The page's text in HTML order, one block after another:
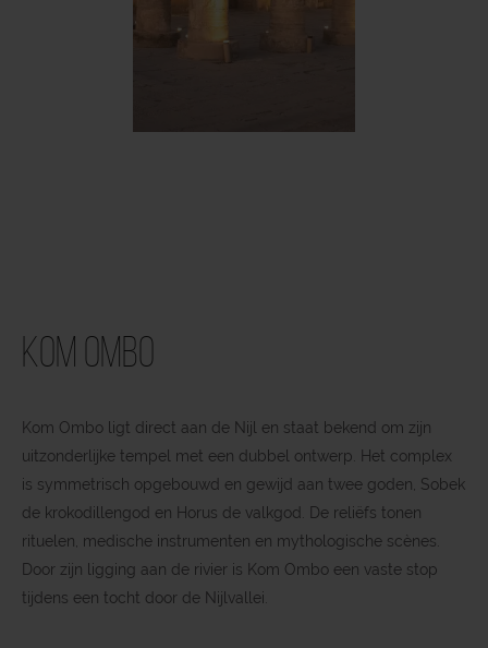
Kom Ombo
Kom Ombo ligt direct aan de Nijl en staat bekend om zijn
uitzonderlijke tempel met een dubbel ontwerp. Het complex
is symmetrisch opgebouwd en gewijd aan twee goden, Sobek
de krokodillengod en Horus de valkgod. De reliëfs tonen
rituelen, medische instrumenten en mythologische scènes.
Door zijn ligging aan de rivier is Kom Ombo een vaste stop
tijdens een tocht door de Nijlvallei.